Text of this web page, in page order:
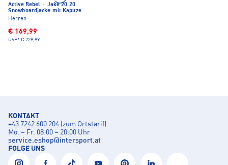
Active Rebel · Jake 20.20
Snowboardjacke mit Kapuze
Herren
€ 169,99
UVP* € 229,99
KONTAKT
+43 7242 600 204 (zum Ortstarif)
Mo. – Fr. 08:00 – 20:00 Uhr
service.eshop@intersport.at
FOLGE UNS